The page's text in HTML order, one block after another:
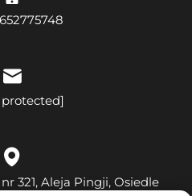
321, Aleja Pingji, Osiedle